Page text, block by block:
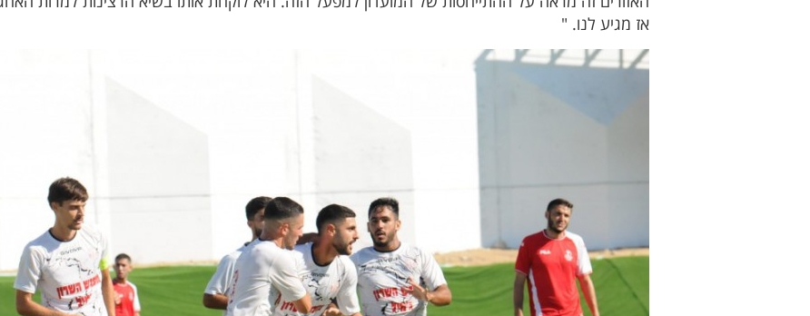
אז מגיע לנו. "